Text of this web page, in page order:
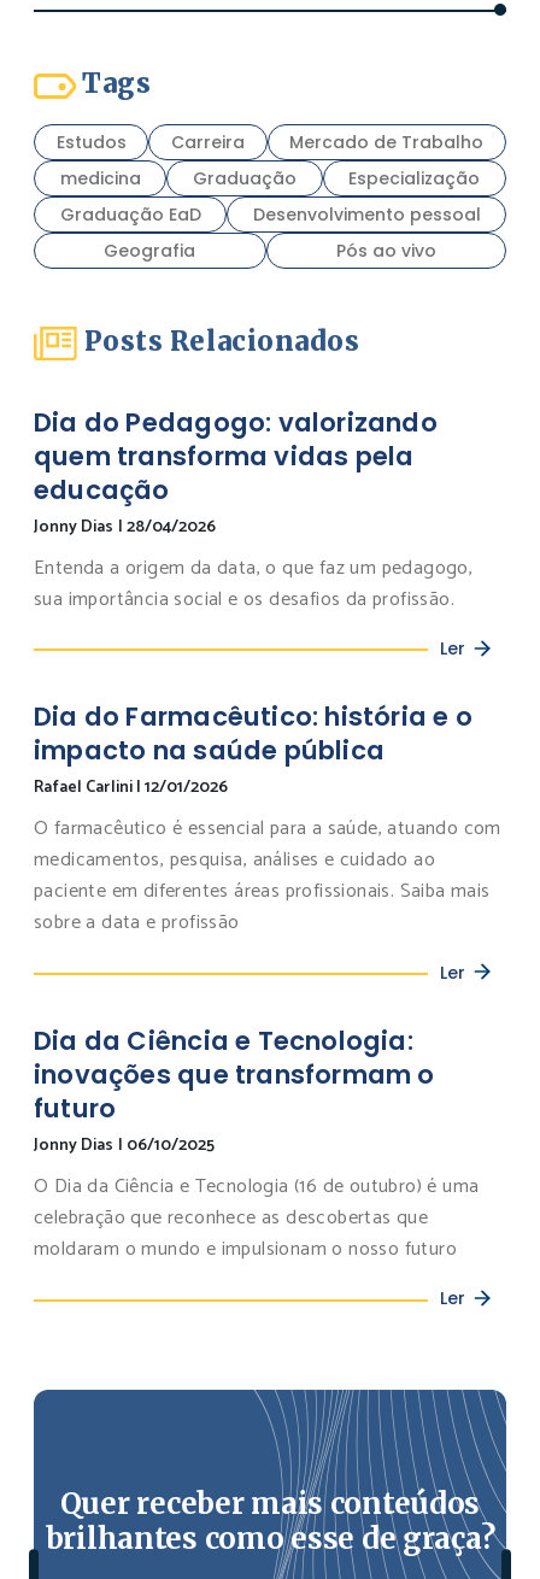
Tags
Estudos Carreira
Mercado de Trabalho
medicina
Graduação
Especialização
Graduação EaD
Desenvolvimento pessoal
Geografia
Pós ao vivo
Posts Relacionados
Dia do Pedagogo: valorizando
quem transforma vidas pela
educação
Jonny Dias |28/04/2026
Entenda a origem da data, o que faz um pedagogo,
sua importância social e os desafios da profissão.
Ler
Dia do Farmacêutico: história e o
impacto na saúde pública
Rafael Carlini|12/01/2026
O farmacêutico é essencial para a saúde, atuando com
medicamentos, pesquisa, análises e cuidado ao
paciente em diferentes áreas profissionais. Saiba mais
sobre a data e profissão
Ler
Dia da Ciência e Tecnologia:
inovações que transformam o
futuro
Jonny Dias | 06/10/2025
O Dia da Ciência e Tecnologia (16 de outubro) é uma
celebração que reconhece as descobertas que
moldaram o mundo e impulsionam o nosso futuro
Ler
Quer receber mais conteúdos
brilhantes como esse de graça?